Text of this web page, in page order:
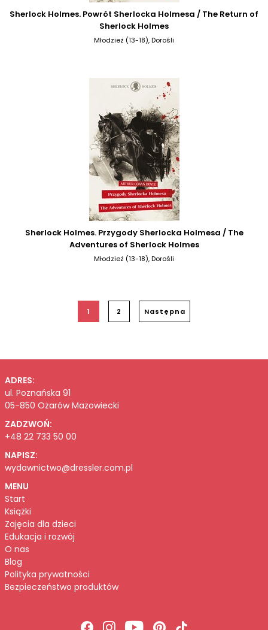
Sherlock Holmes. Powrót Sherlocka Holmesa / The Return of
Sherlock Holmes
Młodzież (13-18), Dorośli
Sherlock Holmes. Przygody Sherlocka Holmesa / The
Adventures of Sherlock Holmes
Młodzież (13-18), Dorośli
1 2 Następna
ADRES:
ul. Poznańska 91
05-850 Ożarów Mazowiecki
ZADZWOŃ:
+48 22 733 50 00
NAPISZ:
wydawnictwo@dressler.com.pl
MENU
Start
Książki
Zajęcia dla dzieci
Edukacja i rozwój
O nas
Blog
Polityka prywatności
Bezpieczeństwo produktów